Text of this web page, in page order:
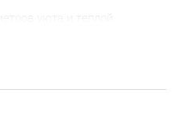
уюта и теплой
с друзьями до свадьбы.